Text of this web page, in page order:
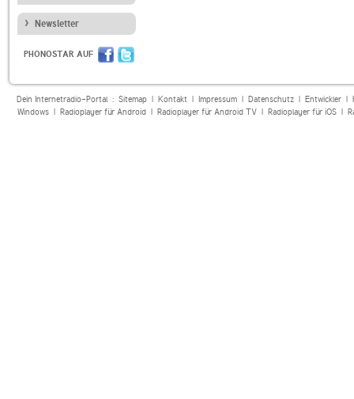
Newsletter
PHONOSTAR AUF
Dein Internetradio-Portal : Sitemap| Kontakt| Impressum| Datenschutz| Entwickler|
Windows| Radioplayer für Android| Radioplayer für Android TV| Radioplayer für iOS|